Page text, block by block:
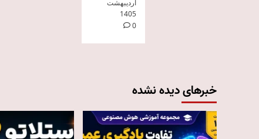
اردیبهشت
1405
0
خبرهای دیده نشده